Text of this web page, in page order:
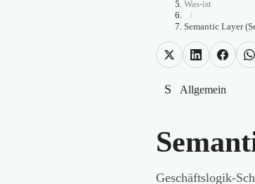
Was-ist
/
Semantic Layer
S Allgemein
Geschäftslogik-